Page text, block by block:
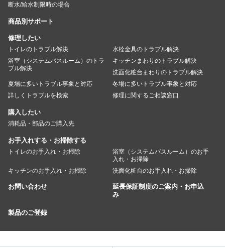
断水/給水制限時の場合
商品別サポート
修理したい
トイレのトラブル解決
水栓金具のトラブル解決
浴室（システムバスルーム）のトラ
ブル解決
キッチンまわりのトラブル解決
洗面化粧台まわりのトラブル解決
夏場に多いトラブル事象と対応
冬場に多いトラブル事象と対応
詳しくトラブルを検索
修理に関するご相談窓口
購入したい
消耗品・部品のご購入先
お手入れする・お掃除する
トイレのお手入れ・お掃除
浴室（システムバスルーム）のお手
入れ・お掃除
キッチンのお手入れ・お掃除
洗面化粧台のお手入れ・お掃除
お問い合わせ
延長保証制度のご案内・お申込
み
製品のご登録